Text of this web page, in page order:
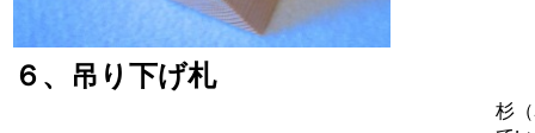
６、吊り下げ札
杉